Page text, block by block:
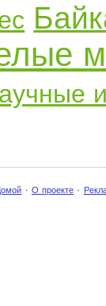
· О проекте ·